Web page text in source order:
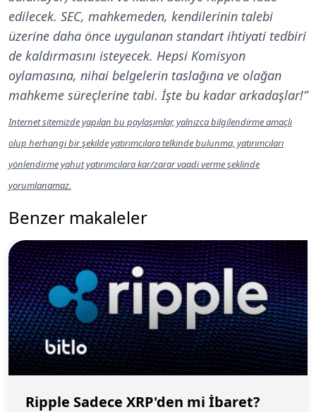
edilecek. SEC, mahkemeden, kendilerinin talebi
üzerine daha önce uygulanan standart ihtiyati tedbiri
de kaldırmasını isteyecek. Hepsi Komisyon
oylamasına, nihai belgelerin taslağına ve olağan
mahkeme süreçlerine tabi. İşte bu kadar arkadaşlar!”
İnternet sitemizde yapılan bu paylaşımlar, yalnızca bilgilendirme amaçlı
olup herhangi bir şekilde yatırımcılara telkinde bulunma, yatırımcıları
yönlendirme yahut yatırımcılara kar/zarar vaadi verme şeklinde
yorumlanamaz.
Benzer makaleler
Ripple Sadece XRP'den mi İbaret?